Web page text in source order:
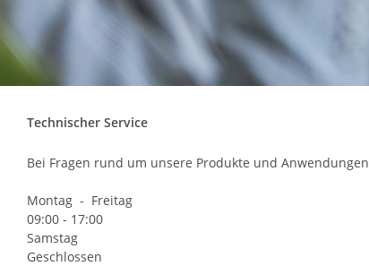
Technischer Service
Bei Fragen rund um unsere Produkte und Anwendungen
Montag - Freitag
09:00 - 17:00
Samstag
Geschlossen